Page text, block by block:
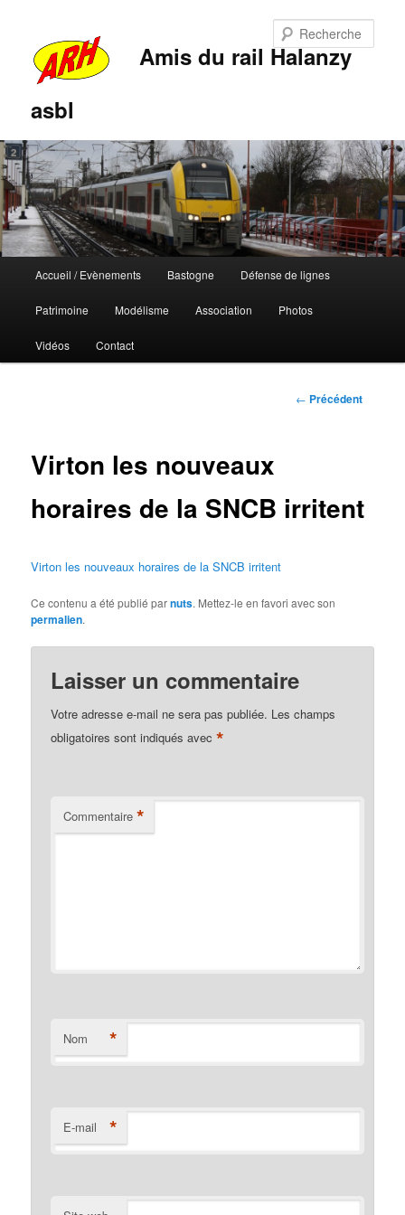
Amis du rail Halanzy
asbl
principal
Aller
au
contenu
Aller
au
contenu
Accueil / Evènements Bastogne Défense de lignes
Patrimoine Modélisme Association Photos
Vidéos Contact
Navigation
← Précédent
Virton les nouveaux
horaires de la SNCB irritent
Virton les nouveaux horaires de la SNCB irritent
Ce contenu a été publié parnuts. Mettez-le en favori avec son
permalien.
Laisser un commentaire
Votre adresse e-mail ne sera pas publiée. Les champs
obligatoires sont indiqués avec*
Commentaire *
Nom *
E-mail *